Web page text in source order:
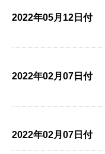
2022年05月12日付
2022年02月07日付
2022年02月07日付